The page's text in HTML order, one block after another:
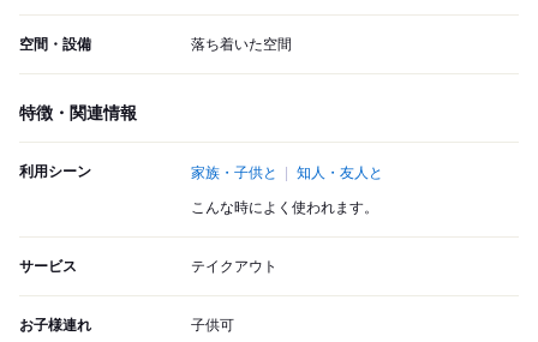
空間・設備 落ち着いた空間
特徴・関連情報
利用シーン 家族・子供と 知人・友人と
こんな時によく使われます。
サービス テイクアウト
お子様連れ 子供可